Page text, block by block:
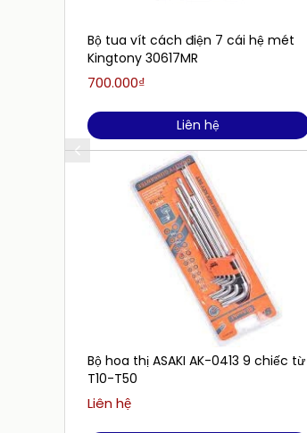
Bộ tua vít cách điện 7 cái hệ mét
Kingtony 30617MR
700.000₫
Liên hệ
Bộ hoa thị ASAKI AK-0413 9 chiếc từ
T10-T50
Liên hệ